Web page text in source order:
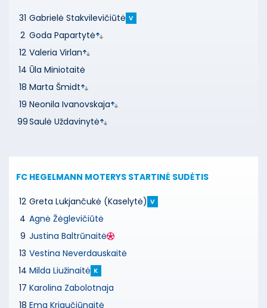
31 Gabrielė Stakvilevičiūtė V
2 Goda Papartytė
12 Valeria Virlan
14 Ūla Miniotaitė
18 Marta Šmidt
19 Neonila Ivanovskaja
99Saulė Uždavinytė
FC HEGELMANN MOTERYS STARTINĖ SUDĖTIS
12 Greta Lukjančukė (Kaselytė) V
4 Agnė Žėglevičiūtė
9 Justina Baltrūnaitė
13 Vestina Neverdauskaitė
14 Milda Liužinaitė K
17 Karolina Zabolotnaja
18 Ema Kriaučiūnaitė